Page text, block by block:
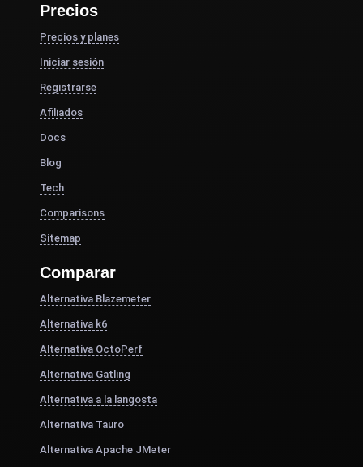
Precios
Precios y planes
Iniciar sesión
Registrarse
Afiliados
Docs
Blog
Tech
Comparisons
Sitemap
Comparar
Alternativa Blazemeter
Alternativa k6
Alternativa OctoPerf
Alternativa Gatling
Alternativa a la langosta
Alternativa Tauro
Alternativa Apache JMeter